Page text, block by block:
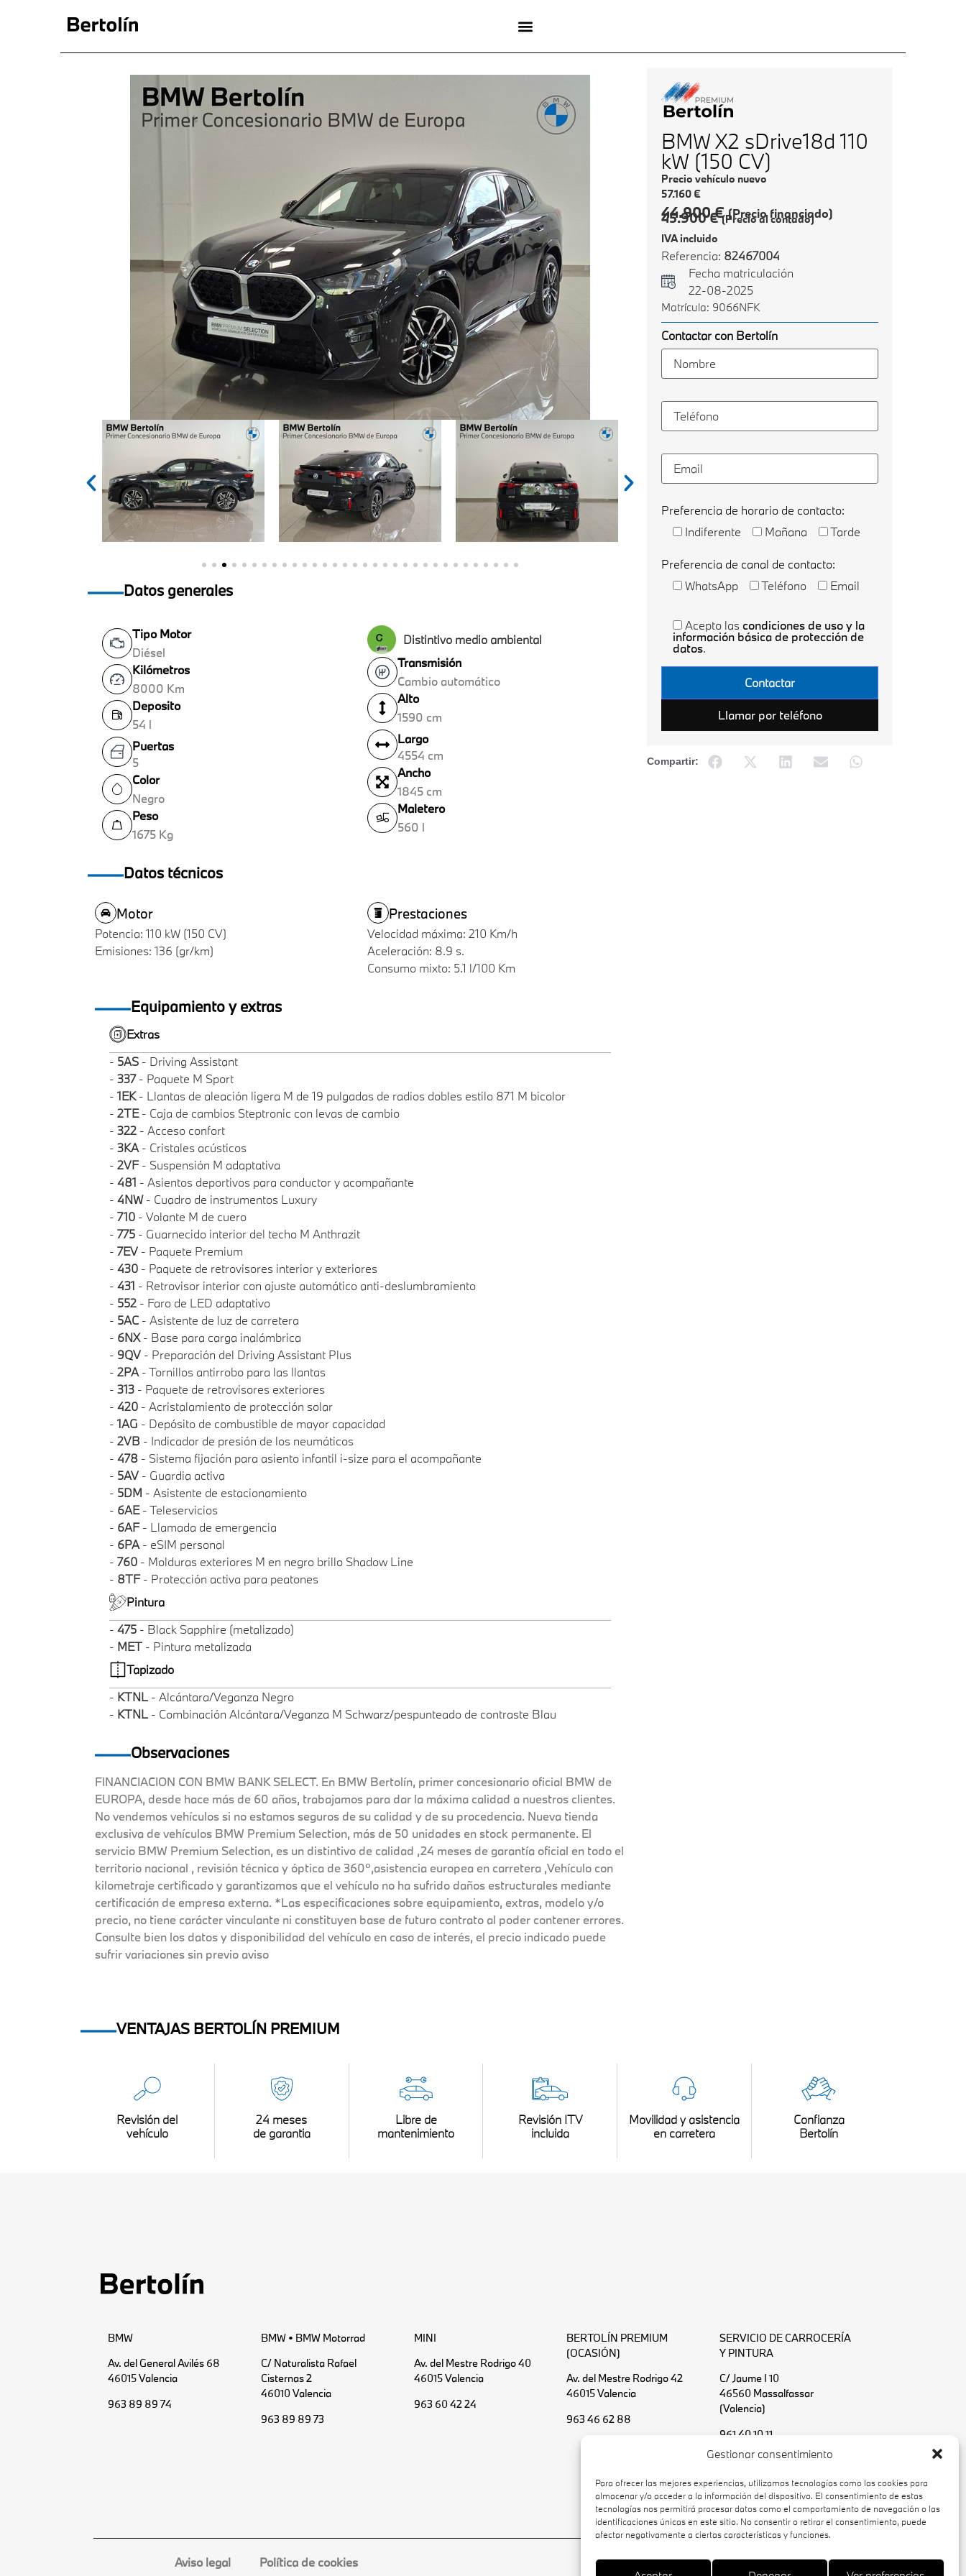
Gestionar consentimiento
Para ofrecer las mejores experiencias, utilizamos tecnologías como las cookies para
almacenar y/o acceder a la información del dispositivo. El consentimiento de estas
tecnologías nos permitirá procesar datos como el comportamiento de navegación o las
identificaciones únicas en este sitio. No consentir o retirar el consentimiento, puede
afectar negativamente a ciertas características y funciones.
Datos generales
Tipo Motor
Diésel
Kilómetros
8000 Km
Deposito
54 l
Puertas
5
Color
Negro
Peso
1675 Kg
Distintivo medio ambiental
Transmisión
Cambio automático
Alto
1590 cm
Largo
4554 cm
Ancho
1845 cm
Maletero
560 l
Datos técnicos
Motor
Potencia: 110 kW (150 CV)
Emisiones: 136 (gr/km)
Prestaciones
Velocidad máxima: 210 Km/h
Aceleración: 8.9 s.
Consumo mixto: 5.1 l/100 Km
Equipamiento y extras
Extras
- 5AS - Driving Assistant
- 337- Paquete M Sport
- 1EK- Llantas de aleación ligera M de 19 pulgadas de radios dobles estilo 871 M bicolor
- 2TE- Caja de cambios Steptronic con levas de cambio
- 322 - Acceso confort
- 3KA - Cristales acústicos
- 2VF- Suspensión M adaptativa
- 481 - Asientos deportivos para conductor y acompañante
- 4NW- Cuadro de instrumentos Luxury
- 710 - Volante M de cuero
- 775 - Guarnecido interior del techo M Anthrazit
- 7EV - Paquete Premium
- 430 - Paquete de retrovisores interior y exteriores
- 431 - Retrovisor interior con ajuste automático anti-deslumbramiento
- 552 - Faro de LED adaptativo
- 5AC - Asistente de luz de carretera
- 6NX- Base para carga inalámbrica
- 9QV - Preparación del Driving Assistant Plus
- 2PA - Tornillos antirrobo para las llantas
- 313 - Paquete de retrovisores exteriores
- 420 - Acristalamiento de protección solar
- 1AG - Depósito de combustible de mayor capacidad
- 2VB - Indicador de presión de los neumáticos
- 478 - Sistema fijación para asiento infantil i-size para el acompañante
- 5AV - Guardia activa
- 5DM - Asistente de estacionamiento
- 6AE- Teleservicios
- 6AF- Llamada de emergencia
- 6PA - eSIM personal
- 760 - Molduras exteriores M en negro brillo Shadow Line
- 8TF- Protección activa para peatones
Pintura
- 475 - Black Sapphire (metalizado)
- MET - Pintura metalizada
Tapizado
- KTNL - Alcántara/Veganza Negro
- KTNL - Combinación Alcántara/Veganza M Schwarz/pespunteado de contraste Blau
Observaciones
FINANCIACION CON BMW BANK SELECT. En BMW Bertolín, primer concesionario oficial BMW de
EUROPA, desde hace más de 60 años, trabajamos para dar la máxima calidad a nuestros clientes.
No vendemos vehículos si no estamos seguros de su calidad y de su procedencia. Nueva tienda
exclusiva de vehículos BMW Premium Selection, más de 50 unidades en stock permanente. El
servicio BMW Premium Selection, es un distintivo de calidad ,24 meses de garantía oficial en todo el
territorio nacional , revisión técnica y óptica de 360º,asistencia europea en carretera ,Vehículo con
kilometraje certificado y garantizamos que el vehículo no ha sufrido daños estructurales mediante
certificación de empresa externa. *Las especificaciones sobre equipamiento, extras, modelo y/o
precio, no tiene carácter vinculante ni constituyen base de futuro contrato al poder contener errores.
Consulte bien los datos y disponibilidad del vehículo en caso de interés, el precio indicado puede
sufrir variaciones sin previo aviso
BMW X2 sDrive18d 110
kW (150 CV)
Precio vehículo nuevo
57.160 €
44.900 €(Precio financiado)
45.900 €(Precio al contado)
IVA incluido
Referencia: 82467004
Fecha matriculación
22-08-2025
Matrícula: 9066NFK
Contactar con Bertolín
Preferencia de horario de contacto:
Indiferente
Mañana Tarde
Preferencia de canal de contacto:
WhatsApp
Teléfono Email
Acepto las condiciones de uso y la
información básica de protección de
datos.
Por
vacío.
Llamar por teléfono
Compartir:
VENTAJAS BERTOLÍN PREMIUM
Revisión del
vehículo
24 meses
de garantia
Libre de
mantenimiento
Revisión ITV
incluida
Movilidad y asistencia
en carretera
Confianza
Bertolín
BMW
Av. del General Avilés 68
46015 Valencia
963 89 89 74
BMW • BMW Motorrad
C/ Naturalista Rafael
Cisternas 2
46010 Valencia
963 89 89 73
MINI
Av. del Mestre Rodrigo 40
46015 Valencia
963 60 42 24
BERTOLÍN PREMIUM
(OCASIÓN)
Av. del Mestre Rodrigo 42
46015 Valencia
963 46 62 88
SERVICIO DE CARROCERÍA
Y PINTURA
C/ Jaume I 10
46560 Massalfassar
(Valencia)
961 40 10 11
Aviso legal Política de cookies